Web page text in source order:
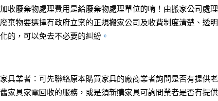
加收廢棄物處理費用是給廢棄物處理單位的唷！由搬家公司處理
廢棄物要選擇有政府立案的正規搬家公司及收費制度清楚、透明
化的，可以免去不必要的糾紛 。
家具業者：可先聯絡原本購買家具的廠商業者詢問是否有提供老
舊家具家電回收的服務，或是須新購家具可詢問業者是否有提供